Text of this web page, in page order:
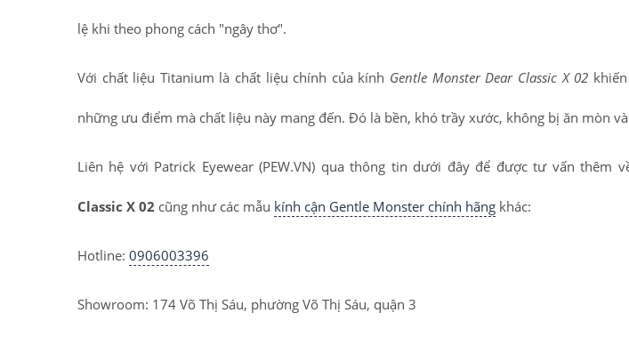
lệ khi theo phong cách "ngây thơ".
Với chất liệu Titanium là chất liệu chính của kính Gentle Monster Dear Classic X 02
những ưu điểm mà chất liệu này mang đến. Đó là bền, khó trầy xước, không bị ăn mòn
Liên hệ với Patrick Eyewear (PEW.VN) qua thông tin dưới đây để được tư vấn thêm
Classic X 02 cũng như các mẫu kính cận Gentle Monster chính hãng khác:
Hotline: 0906003396
Showroom: 174 Võ Thị Sáu, phường Võ Thị Sáu, quận 3